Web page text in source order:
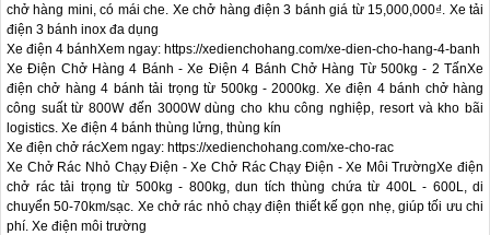
chở hàng mini, có mái che. Xe chở hàng điện 3 bánh giá từ 15,000,000₫. Xe tải
điện 3 bánh inox đa dụng
Xe điện 4 bánhXem ngay: https://xedienchohang.com/xe-dien-cho-hang-4-banh
Xe Điện Chở Hàng 4 Bánh - Xe Điện 4 Bánh Chở Hàng Từ 500kg - 2 TấnXe
điện chở hàng 4 bánh tải trọng từ 500kg - 2000kg. Xe điện 4 bánh chở hàng
công suất từ 800W đến 3000W dùng cho khu công nghiệp, resort và kho bãi
logistics. Xe điện 4 bánh thùng lửng, thùng kín
Xe điện chở rácXem ngay: https://xedienchohang.com/xe-cho-rac
Xe Chở Rác Nhỏ Chạy Điện - Xe Chở Rác Chạy Điện - Xe Môi TrườngXe điện
chở rác tải trọng từ 500kg - 800kg, dun tích thùng chứa từ 400L - 600L, di
chuyển 50-70km/sạc. Xe chở rác nhỏ chạy điện thiết kế gọn nhẹ, giúp tối ưu chi
phí. Xe điện môi trường